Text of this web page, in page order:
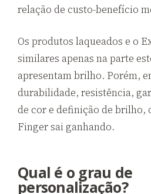
relação de custo-benefício
Os produtos laqueados e o
similares apenas na parte
apresentam brilho. Porém,
durabilidade, resistência,
de cor e definição de brilho,
Finger sai ganhando.
Qual é o grau de
personalização?